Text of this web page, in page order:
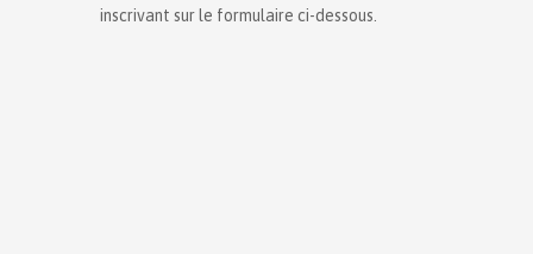
inscrivant sur le formulaire ci-dessous.